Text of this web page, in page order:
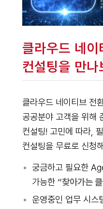
클라우드 네이
컨설팅을 만나
클라우드 네이티브 전
공공분야 고객을 위해
컨설팅! 고민에 따라,
컨설팅을 무료로 신청
궁금하고 필요한
가능한 “찾아가는
운영중인 업무 시스